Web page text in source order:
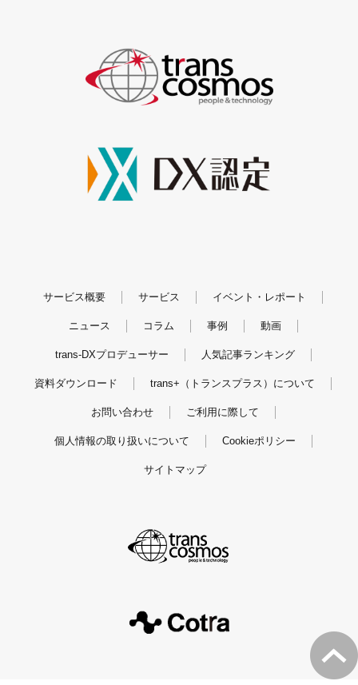
サービス概要 サービス イベント・レポート
ニュース コラム 事例 動画
trans-DXプロデューサー 人気記事ランキング
資料ダウンロード trans+（トランスプラス）について
お問い合わせ ご利用に際して
個人情報の取り扱いについて Cookieポリシー
サイトマップ